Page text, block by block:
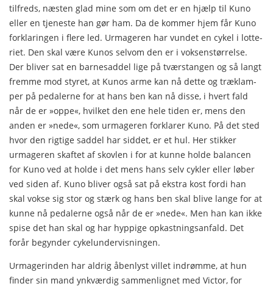
tilfreds, næsten glad mine som om det er en hjælp til Kuno
eller en tjeneste han gør ham. Da de kommer hjem får Kuno
forklaringen i flere led. Urmageren har vundet en cykel i lotte­
riet. Den skal være Kunos selvom den er i voksenstørrelse.
Der bliver sat en barnesaddel lige på tværstangen og så langt
fremme mod styret, at Kunos arme kan nå dette og træklam­
per på pedalerne for at hans ben kan nå disse, i hvert fald
når de er »oppe«, hvilket den ene hele tiden er, mens den
anden er »nede«, som urmageren forklarer Kuno. På det sted
hvor den rigtige saddel har siddet, er et hul. Her stikker
urmageren skaftet af skovlen i for at kunne holde balancen
for Kuno ved at holde i det mens hans selv cykler eller løber
ved siden af. Kuno bliver også sat på ekstra kost fordi han
skal vokse sig stor og stærk og hans ben skal blive lange for at
kunne nå pedalerne også når de er »nede«. Men han kan ikke
spise det han skal og har hyppige opkastningsanfald. Det
forår begynder cykelundervisningen.
Urmagerinden har aldrig åbenlyst villet indrømme, at hun
finder sin mand ynkværdig sammenlignet med Victor, for